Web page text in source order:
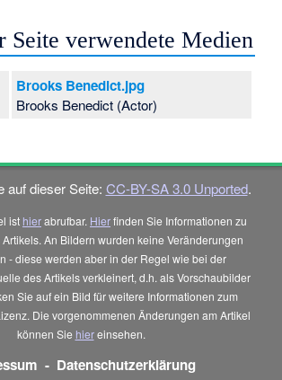
Seite verwendete Medien
Brooks Benedict.jpg
Brooks Benedict (Actor)
auf dieser Seite: CC-BY-SA 3.0 Unported.
ist hierabrufbar. Hierfinden Sie Informationen zu
An Bildern wurden keine Veränderungen
- diese werden aber in der Regel wie bei der
des Artikels verkleinert, d.h. als Vorschaubilder
Sie auf ein Bild für weitere Informationen zum
Die vorgenommenen Änderungen am Artikel
können Sie hiereinsehen.
- Datenschutzerklärung